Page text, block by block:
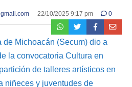
22/10/2025 9:17 pm 0
de Michoacán (Secum) dio a
la convocatoria Cultura en
de talleres artísticos en
niñeces y juventudes de